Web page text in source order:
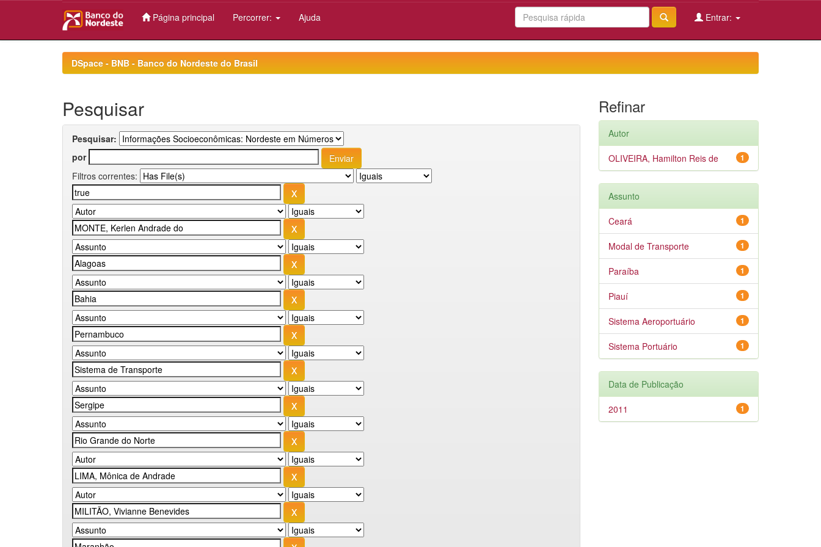
Página principal Percorrer: Ajuda Entrar:
DSpace - BNB - Banco do Nordeste do Brasil
Pesquisar
Pesquisar:
por
Filtros correntes:
Refinar
Autor
1
OLIVEIRA, Hamilton Reis de
Assunto
1
Ceará
1
Modal de Transporte
1
Paraíba
1
Piauí
1
Sistema Aeroportuário
1
Sistema Portuário
Data de Publicação
1
2011